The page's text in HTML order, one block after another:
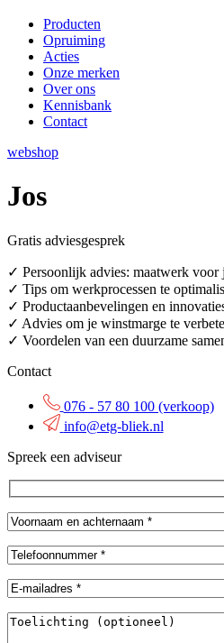
Producten
Opruiming
Acties
Onze merken
Over ons
Kennisbank
Contact
webshop
Jos
Gratis adviesgesprek
✓ Persoonlijk advies: maatwerk voor
✓ Tips om werkprocessen te
✓ Productaanbevelingen en
✓ Advies om je winstmarge te
✓ Voordelen van een duurzame
Contact
076 - 57 80 100 (verkoop)
info@etg-bliek.nl
Spreek een adviseur